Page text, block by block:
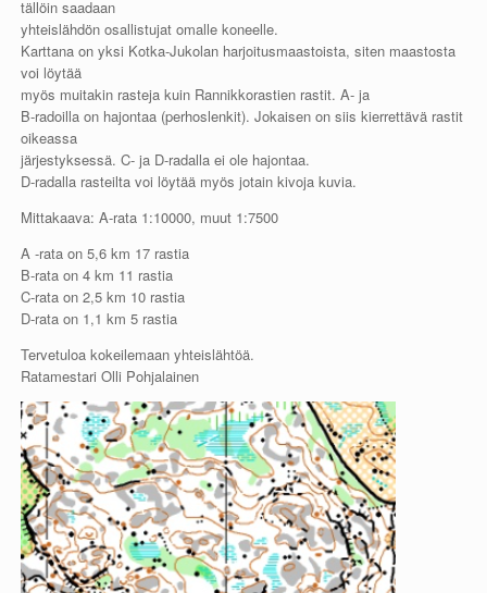
tällöin saadaan
yhteislähdön osallistujat omalle koneelle.
Karttana on yksi Kotka-Jukolan harjoitusmaastoista, siten maastosta
voi löytää
myös muitakin rasteja kuin Rannikkorastien rastit. A- ja
B-radoilla on hajontaa (perhoslenkit). Jokaisen on siis kierrettävä rastit
oikeassa
järjestyksessä. C- ja D-radalla ei ole hajontaa.
D-radalla rasteilta voi löytää myös jotain kivoja kuvia.
Mittakaava: A-rata 1:10000, muut 1:7500
A -rata on 5,6 km 17 rastia
B-rata on 4 km 11 rastia
C-rata on 2,5 km 10 rastia
D-rata on 1,1 km 5 rastia
Tervetuloa kokeilemaan yhteislähtöä.
Ratamestari Olli Pohjalainen